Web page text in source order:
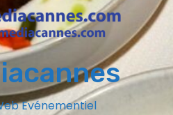
Evénementiel